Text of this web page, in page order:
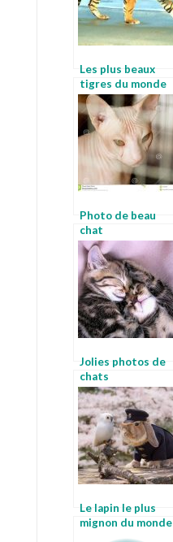
Les plus beaux
tigres du monde
Photo de beau
chat
Jolies photos de
chats
Le lapin le plus
mignon du monde